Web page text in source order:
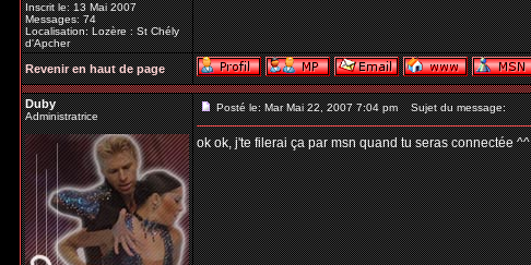
Inscrit le: 13 Mai 2007
Messages: 74
Localisation: Lozère : St Chély
d'Apcher
Revenir en haut de page
Duby
Administratrice
Posté le: Mar Mai 22, 2007 7:04 pm Sujet du message:
ok ok, j'te filerai ça par msn quand tu seras connectée ^^